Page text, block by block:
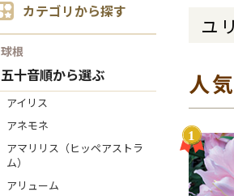
カテゴリから探す
球根
五十音順から選ぶ
アイリス
アネモネ
アマリリス（ヒッペアストラ
ム）
アリューム
ユ
人